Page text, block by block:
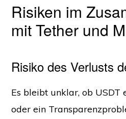
Risiken im
mit Tether und
Risiko des Verlusts
Es bleibt unklar, ob USDT
oder ein